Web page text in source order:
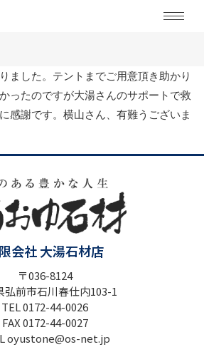
ました。テントまでご用意頂き助かり
ったのですが大湯さんのサポートで救
感謝です。横山さん、有難うございま
会社 大湯石材店
〒036-8124
弘前市石川春仕内103-1
TEL 0172-44-0026
FAX 0172-44-0027
oyustone@os-net.jp